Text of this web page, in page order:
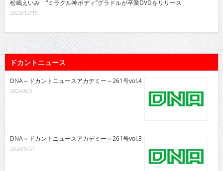
松嶋えいみ “ミラクル神ボディ”グラドルが卒業DVDをリリース
2023/12/15
ドカントニュース
DNA～ドカントニュースアカデミー～261号vol.4
2024/6/3
DNA～ドカントニュースアカデミー～261号vol.3
2024/5/27